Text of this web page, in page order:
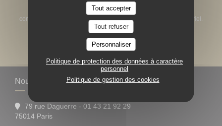
Tout accepter
Tout refuser
Personnaliser
Politique de protection des données à caractère
personnel
Politique de gestion des cookies
Inscrivez-vous à notre lettre d'information pour recevoir des
communications personnalisées et des offres marketing par courriel.
S'ABONNER
Nous contacter
79 rue Daguerre - 01 43 21 92 29
75014 Paris((ouvre une nouvelle fenêtre))